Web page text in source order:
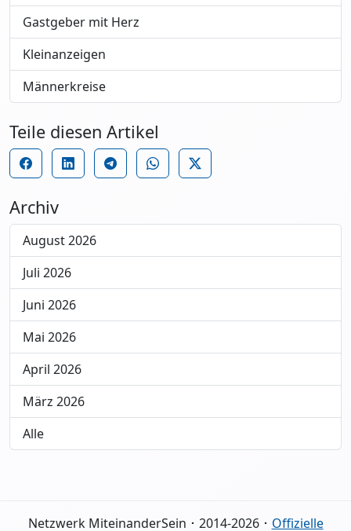
Gastgeber mit Herz
Kleinanzeigen
Männerkreise
Teile diesen Artikel
Archiv
August 2026
Juli 2026
Juni 2026
Mai 2026
April 2026
März 2026
Alle
Netzwerk MiteinanderSein ･ 2014-2026 ･ Offizielle